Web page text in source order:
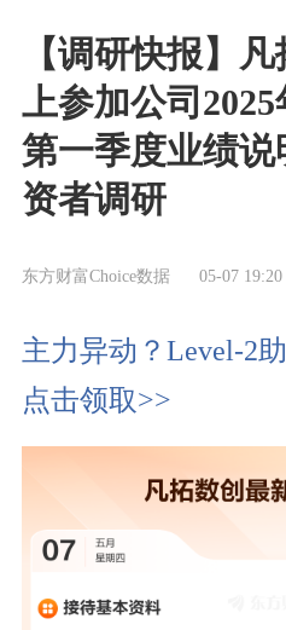
【调研快报】
上参加公司
第一季度业绩
资者调研
东方财富Choice数据 05-07 19:20
主力异动？Level-2
点击领取>>